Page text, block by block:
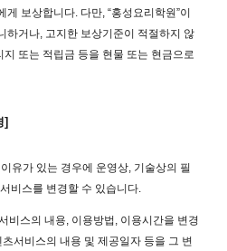
보상합니다. 다만, “홍성요리학원”이
하거나, 고지한 보상기준이 적절하지 않
지 또는 적립금 등을 현물 또는 현금으로
]
유가 있는 경우에 운영상, 기술상의 필
비스를 변경할 수 있습니다.
비스의 내용, 이용방법, 이용시간을 변경
서비스의 내용 및 제공일자 등을 그 변